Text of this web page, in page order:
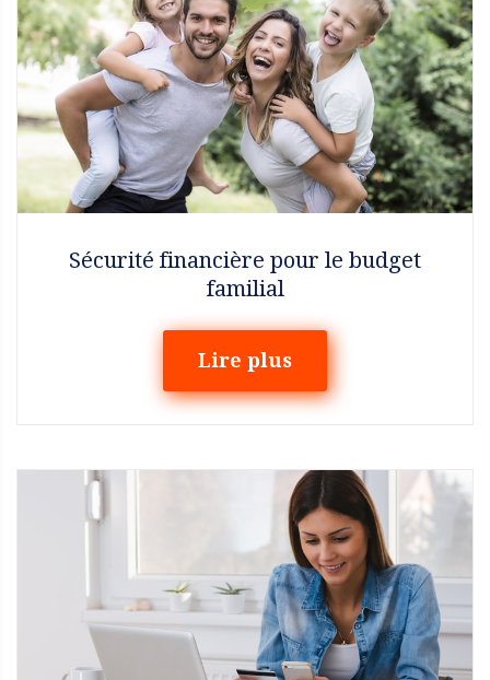
Sécurité financière pour le budget
familial
Lire plus